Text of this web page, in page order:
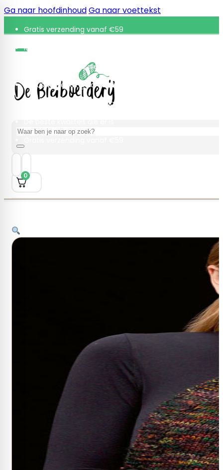
Ga naar hoofdinhoudGa naar voettekst
Gratis verzending vanaf €59
Retourneren binnen 30 dagen
De beste kwaliteit die er is
Gratis verzending vanaf €59
Retourneren binnen 30 dagen
Zoeken
0